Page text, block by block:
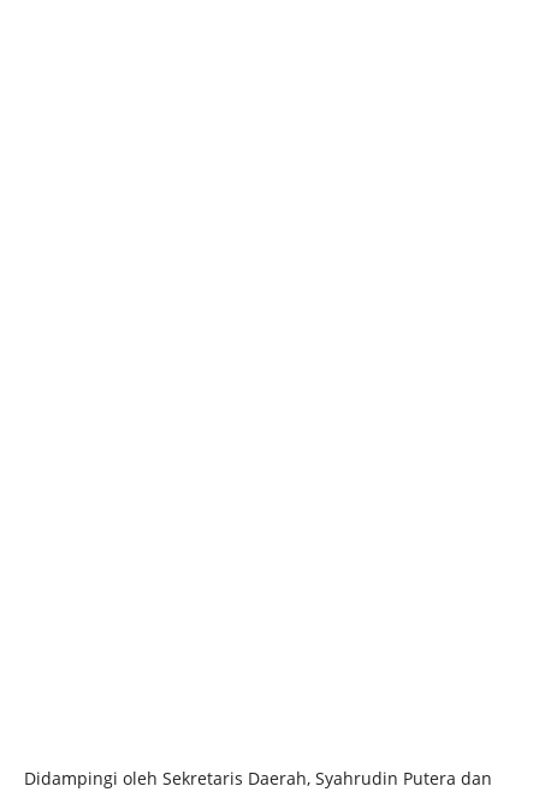
Didampingi oleh Sekretaris Daerah, Syahrudin Putera dan